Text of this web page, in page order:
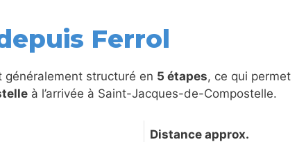
Ferrol
généralement structuré en 5 étapes, ce qui permet
à l’arrivée à Saint-Jacques-de-Compostelle.
Distance approx.